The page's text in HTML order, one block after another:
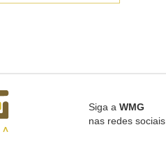
Siga a WMG
nas redes sociais